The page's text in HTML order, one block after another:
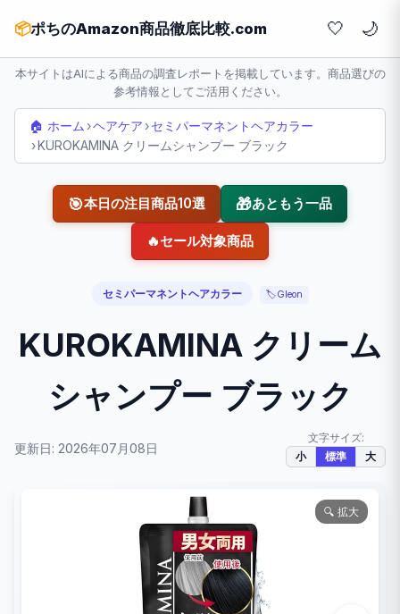
📦ポちのAmazon商品徹底比較.com 🤍
本サイトはAIによる商品の調査レポートを掲載しています。商品選びの
参考情報としてご活用ください。
🏠 ホーム ›ヘアケア ›セミパーマネントヘアカラー
›KUROKAMINA クリームシャンプー ブラック
🎯本日の注目商品10選 🎁あともう一品
🔥セール対象商品
セミパーマネントヘアカラー 🏷️Gleon
KUROKAMINA クリーム
シャンプー ブラック
更新日: 2026年07月08日
文字サイズ:
小 標準 大
🔍 拡大